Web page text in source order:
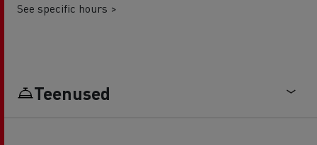
See specific hours >
Teenused